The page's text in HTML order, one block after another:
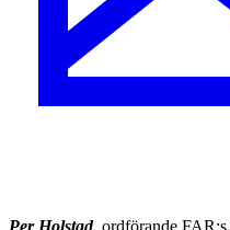
Per Holstad, ordförande